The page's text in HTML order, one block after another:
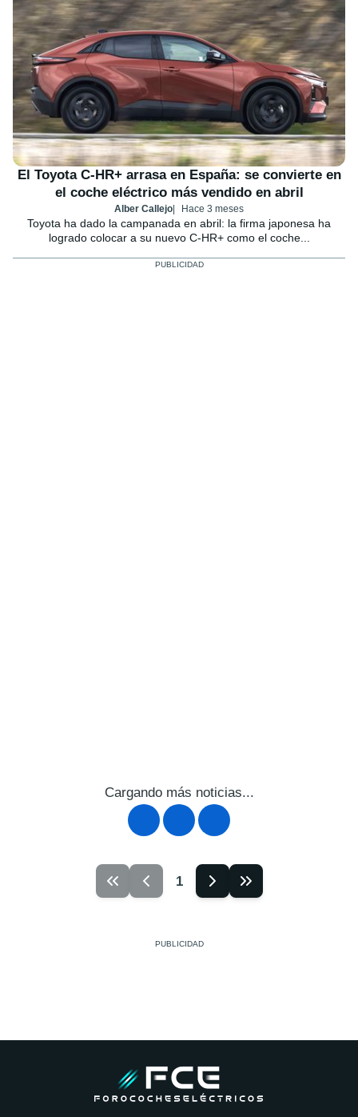
El Toyota C-HR+ arrasa en España: se convierte en
el coche eléctrico más vendido en abril
Alber Callejo Hace 3 meses
Toyota ha dado la campanada en abril: la firma japonesa ha
logrado colocar a su nuevo C-HR+ como el coche...
Cargando más noticias...
1